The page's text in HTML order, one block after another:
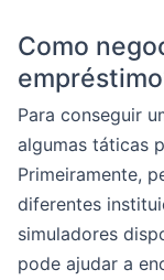
Como
Para conseguir
algumas táticas
Primeiramente,
diferentes
simuladores
pode ajudar a